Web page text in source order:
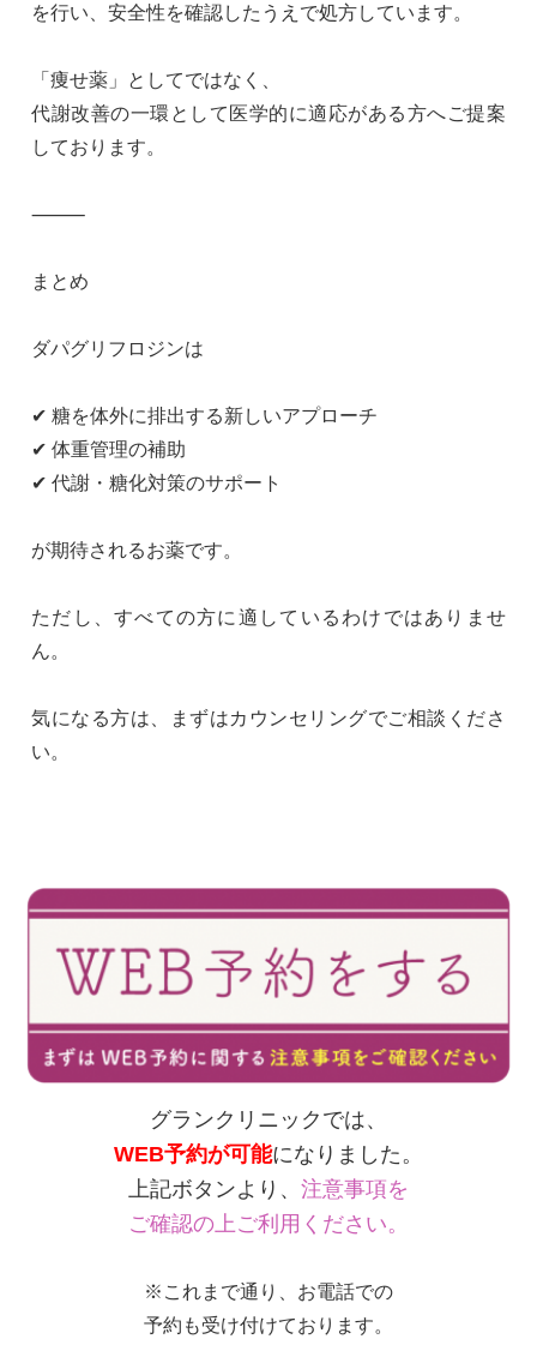
を行い、安全性を確認したうえで処方しています。
「痩せ薬」としてではなく、
代謝改善の一環として医学的に適応がある方へご提案
しております。
⸻
まとめ
ダパグリフロジンは
✔ 糖を体外に排出する新しいアプローチ
✔ 体重管理の補助
✔ 代謝・糖化対策のサポート
が期待されるお薬です。
ただし、すべての方に適しているわけではありませ
ん。
気になる方は、まずはカウンセリングでご相談くださ
い。
グランクリニックでは、
WEB予約が可能になりました。
上記ボタンより、 注意事項を
ご確認の上ご利用ください。
※これまで通り、お電話での
予約も受け付けております。